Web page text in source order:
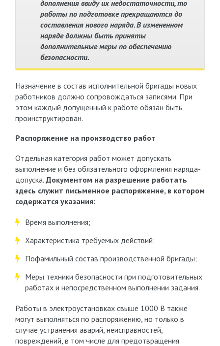
дополнения ввиду их недостаточности, то
работы по подготовке прекращаются до
составления нового наряда. В измененном
наряде должны быть приняты
дополнительные меры по обеспечению
безопасности.
Назначение в состав исполнительной бригады новых
работников должно сопровождаться записями. При
этом каждый допущенный к работе обязан быть
проинструктирован.
Распоряжение на производство работ
Отдельная категория работ может допускать
выполнение и без обязательного оформления наряда-
допуска. Документом на разрешение работать
здесь служит письменное распоряжение, в котором
содержатся указания:
Время выполнения;
Характеристика требуемых действий;
Пофамильный состав производственной бригады;
Меры техники безопасности при подготовительных
работах и непосредственном выполнении задания.
Работы в электроустановках свыше 1000 В также
могут выполняться по распоряжению, но только в
случае устранения аварий, неисправностей,
повреждений, в том числе для предотвращения